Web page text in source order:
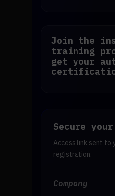
Join the
training
get your
Secure
Access link sent to
registration.
Company